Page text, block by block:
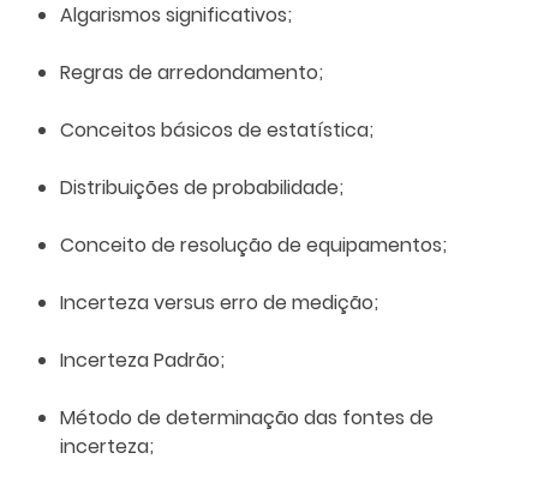
Algarismos significativos;
Regras de arredondamento;
Conceitos básicos de estatística;
Distribuições de probabilidade;
Conceito de resolução de equipamentos;
Incerteza versus erro de medição;
Incerteza Padrão;
Método de determinação das fontes de
incerteza;